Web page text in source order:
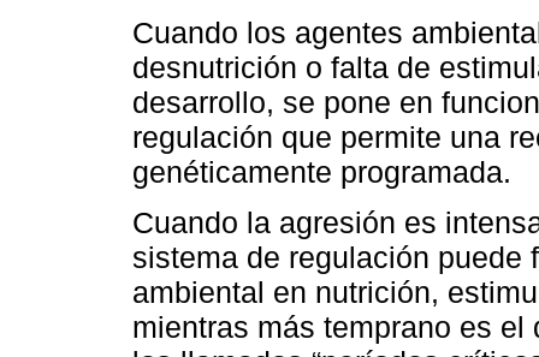
Cuando los agentes
desnutrición o falta de
desarrollo, se pone en
regulación que permite una
genéticamente programada.
Cuando la agresión es
sistema de regulación puede
ambiental en nutrición,
mientras más temprano es